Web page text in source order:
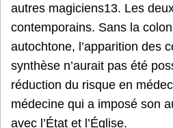
autres magiciens13. Les
contemporains. Sans la
autochtone, l’apparition des
synthèse n’aurait pas été
réduction du risque en
médecine qui a imposé son
avec l’État et l’Église.